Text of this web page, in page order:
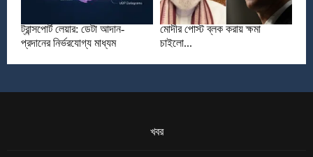
ট্রান্সপোর্ট লেয়ার: ডেটা আদান-
প্রদানের নির্ভরযোগ্য মাধ্যম
মোদীর পোস্ট ব্লক করায় ক্ষমা
চাইলো...
খবর